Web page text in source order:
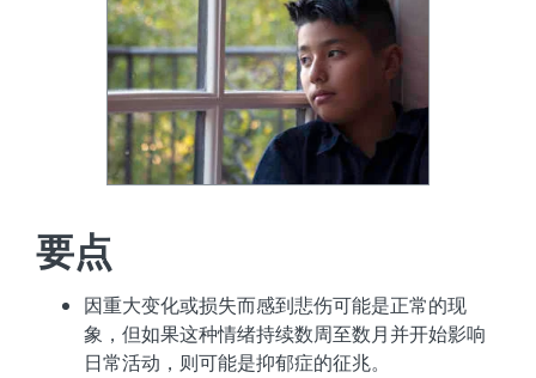
要点
因重大变化或损失而感到悲伤可能是正常的现
象，但如果这种情绪持续数周至数月并开始影响
日常活动，则可能是抑郁症的征兆。